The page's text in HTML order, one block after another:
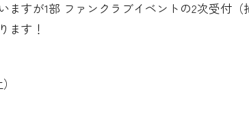
ますが1部 ファンクラブイベントの2次受付（
ます！